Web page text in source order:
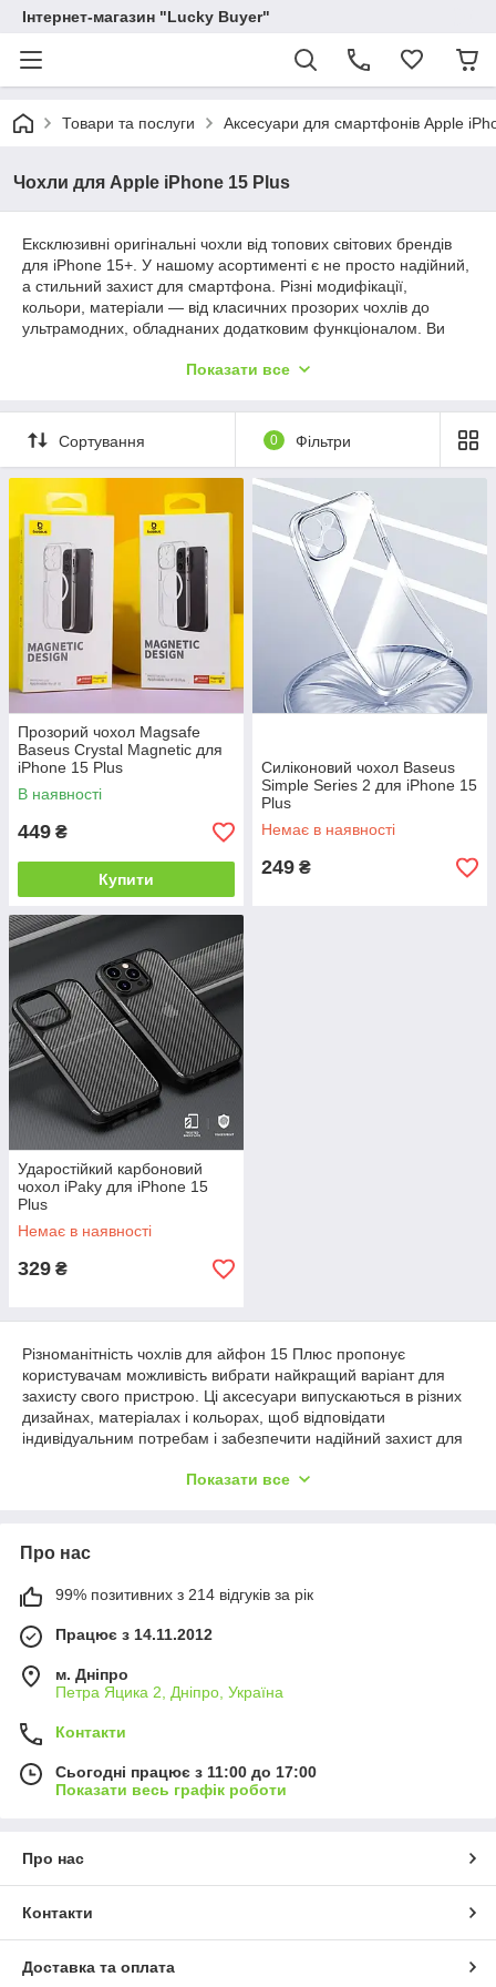
Інтернет-магазин "Lucky Buyer"
Товари та послуги Аксесуари для смартфонів Apple
Чохли для Apple iPhone 15 Plus
Ексклюзивні оригінальні чохли від топових світових брендів
для iPhone 15+. У нашому асортименті є не просто надійний,
а стильний захист для смартфона. Різні модифікації,
кольори, матеріали — від класичних прозорих чохлів до
ультрамодних, обладнаних додатковим функціоналом. Ви
Baseus, Spigen, Polo, Kajsa, iPaky та інші. Доступна вартість
на весь асортимент продукції та гарантія актуальності ціни на
сайті. Середній час доставки замовлення по Україні 1-2 дні.
Замовляйте чохол для Apple iPhone 15
Plus онлайн
Вибирайте найкращу модель в інтернет-магазині Lucky
Чекаємо Ваші заявки на сайті та завжди раді відповісти на
будь-які питання за телефоном. Звертайтеся!
Показати все
Сортування 0 Фільтри
Прозорий чохол Magsafe
Baseus Crystal Magnetic для
iPhone 15 Plus
В наявності
449 ₴
Купити
Силіконовий чохол Baseus
Simple Series 2 для iPhone 15
Plus
Немає в наявності
249 ₴
Ударостійкий карбоновий
чохол iPaky для iPhone 15
Plus
Немає в наявності
329 ₴
Різноманітність чохлів для айфон 15 Плюс пропонує
користувачам можливість вибрати найкращий варіант для
захисту свого пристрою. Ці аксесуари випускаються в різних
дизайнах, матеріалах і кольорах, щоб відповідати
індивідуальним потребам і забезпечити надійний захист для
не тільки надає захист пристрою від пошкоджень, але й стане
Показати все
Про нас
99% позитивних з 214 відгуків за рік
Працює з 14.11.2012
м. Дніпро
Петра Яцика 2, Дніпро, Україна
Контакти
Сьогодні працює з 11:00 до 17:00
Показати весь графік роботи
Про нас
Контакти
Доставка та оплата